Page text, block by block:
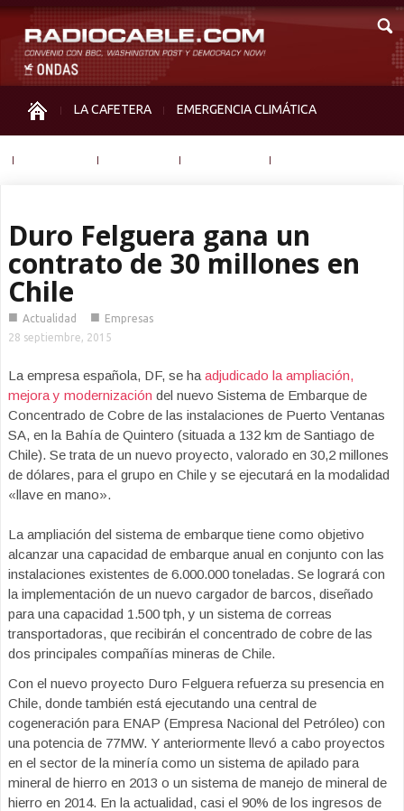
LA CAFETERA EMERGENCIA CLIMÁTICA
Duro Felguera gana un
contrato de 30 millones en
Chile
■ Actualidad ■ Empresas
28 septiembre, 2015
La empresa española, DF, se ha adjudicado la ampliación,
mejora y modernización del nuevo Sistema de Embarque de
Concentrado de Cobre de las instalaciones de Puerto Ventanas
SA, en la Bahía de Quintero (situada a 132 km de Santiago de
Chile). Se trata de un nuevo proyecto, valorado en 30,2 millones
de dólares, para el grupo en Chile y se ejecutará en la modalidad
«llave en mano».
La ampliación del sistema de embarque tiene como objetivo
alcanzar una capacidad de embarque anual en conjunto con las
instalaciones existentes de 6.000.000 toneladas. Se logrará con
la implementación de un nuevo cargador de barcos, diseñado
para una capacidad 1.500 tph, y un sistema de correas
transportadoras, que recibirán el concentrado de cobre de las
dos principales compañías mineras de Chile.
Con el nuevo proyecto Duro Felguera refuerza su presencia en
Chile, donde también está ejecutando una central de
cogeneración para ENAP (Empresa Nacional del Petróleo) con
una potencia de 77MW. Y anteriormente llevó a cabo proyectos
en el sector de la minería como un sistema de apilado para
mineral de hierro en 2013 o un sistema de manejo de mineral de
hierro en 2014. En la actualidad, casi el 90% de los ingresos de